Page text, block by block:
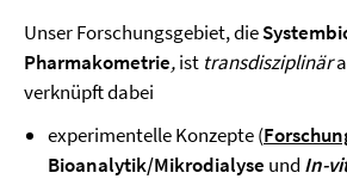
Unser Forschungsgebiet, die
Pharmakometrie,ist transdisziplinär
verknüpft dabei
experimentelle Konzepte(
Bioanalytik/Mikrodialyse und In-